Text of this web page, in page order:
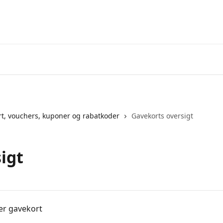
vouchers, kuponer og rabatkoder Gavekorts oversigt
gavekort